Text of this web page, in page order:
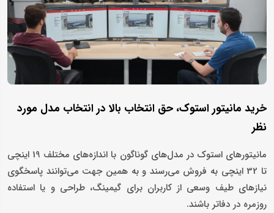
خرید مانیتور استوک، حق انتخاب بالا در انتخاب مدل مورد
نظر
مانیتورهای استوک در مدل‌های گوناگون با اندازه‌های مختلف 19 اینچی
تا 32 اینچی به فروش می‌رسند و به همین جهت می‌توانند پاسخگوی
نیازهای طیف وسعی از کاربران برای گیمینگ، طراحی و یا استفاده
روزمره در دفاتر باشند.